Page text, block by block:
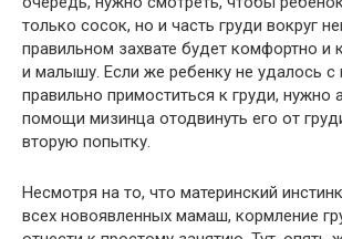
только сосок, но и часть груди вокруг
правильном захвате будет комфортно и
и малышу. Если же ребенку не удалось с
правильно примоститься к груди, нужно
помощи мизинца отодвинуть его от
вторую попытку.
Несмотря на то, что материнский
всех новоявленных мамаш, кормление